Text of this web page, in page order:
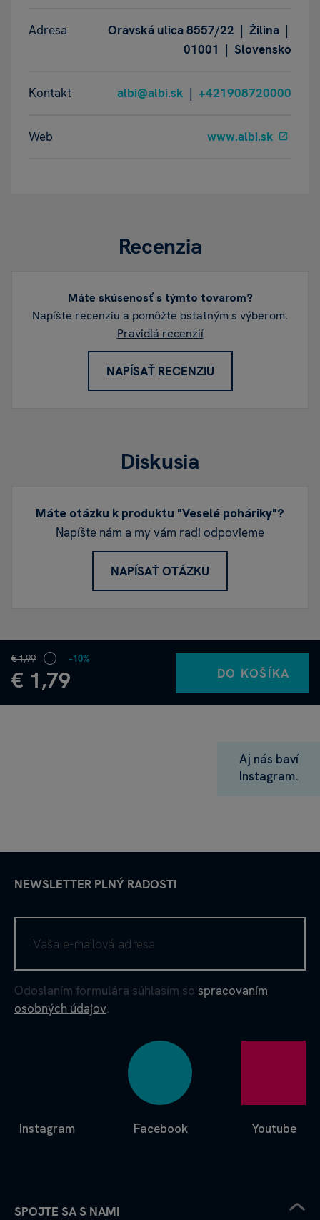
Adresa
Oravská ulica 8557/22 | Žilina |
01001 | Slovensko
Kontakt albi@albi.sk | +421908720000
Web www.albi.sk
Recenzia
Máte skúsenosť s týmto tovarom?
Napíšte recenziu a pomôžte ostatným s výberom.
Pravidlá recenzií
NAPÍSAŤ RECENZIU
Diskusia
Máte otázku k produktu "Veselé poháriky"?
Napíšte nám a my vám radi odpovieme
NAPÍSAŤ OTÁZKU
€ 1,99
€ 1,79
−10%
DO KOŠÍKA
Aj nás baví
Instagram.
NEWSLETTER PLNÝ RADOSTI
Odoslaním formulára súhlasím so spracovaním
osobných údajov.
Facebook
Instagram Youtube
SPOJTE SA S NAMI